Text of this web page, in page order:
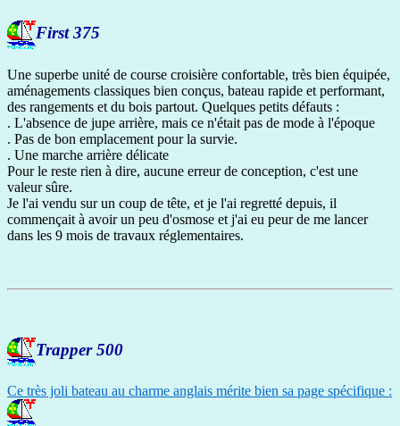
First 375
Une superbe unité de course croisière confortable, très bien équipée,
aménagements classiques bien conçus, bateau rapide et performant,
des rangements et du bois partout. Quelques petits défauts :
. L'absence de jupe arrière, mais ce n'était pas de mode à l'époque
. Pas de bon emplacement pour la survie.
. Une marche arrière délicate
Pour le reste rien à dire, aucune erreur de conception, c'est une
valeur sûre.
Je l'ai vendu sur un coup de tête, et je l'ai regretté depuis, il
commençait à avoir un peu d'osmose et j'ai eu peur de me lancer
dans les 9 mois de travaux réglementaires.
Trapper 500
Ce très joli bateau au charme anglais mérite bien sa page spécifique :